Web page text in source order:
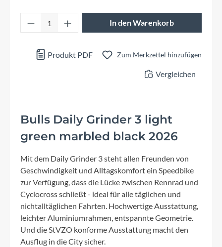
Produkt Anzahl: Gib den gewünschten
In den Warenkorb
Produkt PDF Zum Merkzettel hinzufügen
Vergleichen
Bulls Daily Grinder 3 light
green marbled black 2026
Mit dem Daily Grinder 3 steht allen Freunden von
Geschwindigkeit und Alltagskomfort ein Speedbike
zur Verfügung, dass die Lücke zwischen Rennrad und
Cyclocross schließt - ideal für alle täglichen und
nichtalltäglichen Fahrten. Hochwertige Ausstattung,
leichter Aluminiumrahmen, entspannte Geometrie.
Und die StVZO konforme Ausstattung macht den
Ausflug in die City sicher.